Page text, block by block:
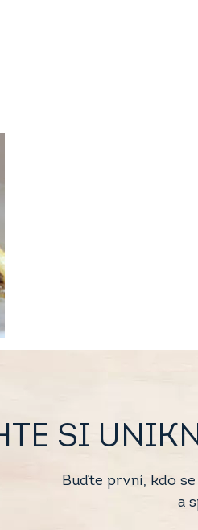
SI
Buďte první, kdo
a